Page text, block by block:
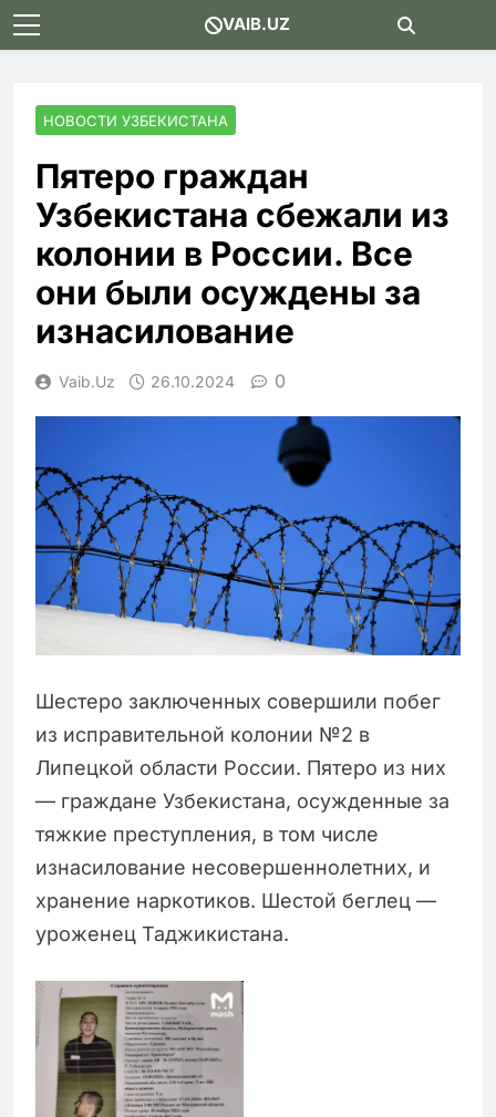
Skip
to
VAIB.UZ
НОВОСТИ УЗБЕКИСТАНА
Пятеро граждан
Узбекистана сбежали из
колонии в России. Все
они были осуждены за
изнасилование
Vaib.uz 26.10.2024 0
Шестеро заключенных совершили побег
из исправительной колонии №2 в
Липецкой области России. Пятеро из них
— граждане Узбекистана, осужденные за
тяжкие преступления, в том числе
изнасилование несовершеннолетних, и
хранение наркотиков. Шестой беглец —
уроженец Таджикистана.